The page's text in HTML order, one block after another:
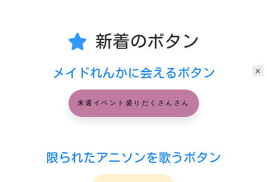
×
新着のボタン
メイドれんかに会えるボタン
来週イベント盛りだくさんさん
限られたアニソンを歌うボタン